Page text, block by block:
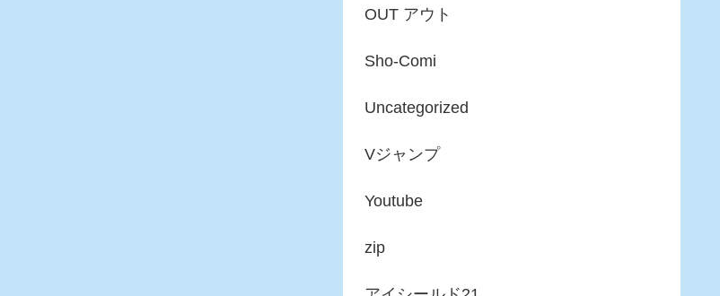
OUT アウト
Sho-Comi
Uncategorized
Vジャンプ
Youtube
zip